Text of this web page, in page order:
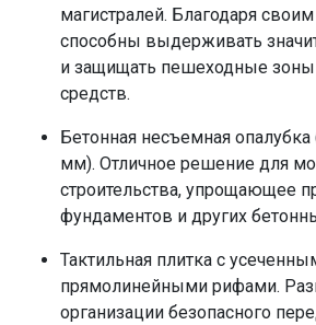
магистралей. Благодаря
способны выдерживать
и защищать пешеходные зоны
средств.
Бетонная несъемная
мм). Отличное решение для
строительства, упрощающее
фундаментов и других
Тактильная плитка с
прямолинейными рифами.
организации безопасного